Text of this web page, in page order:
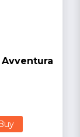
Avventura